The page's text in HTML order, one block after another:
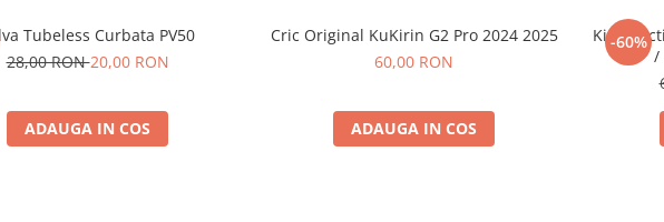
Tubeless Curbata PV50
28,00 RON20,00 RON
ADAUGA IN COS
Cric Original KuKirin G2 Pro 2024 2025
60,00 RON
ADAUGA IN COS
-60%
Kit
/